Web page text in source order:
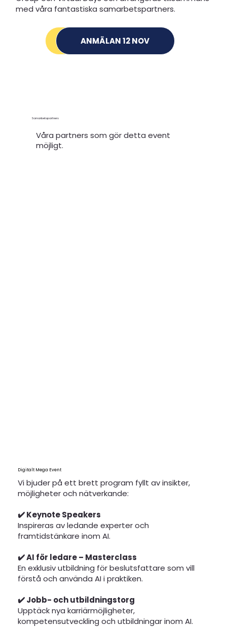
med våra fantastiska samarbetspartners.
DELTA HÄR
ANMÄLAN 12 NOV
Samarbetspartners
Våra partners som gör detta event
möjligt.
Digitalt Mega Event
Vi bjuder på ett brett program fyllt av insikter,
möjligheter och nätverkande:
✔️ Keynote Speakers
Inspireras av ledande experter och
framtidstänkare inom AI.
✔️ AI för ledare – Masterclass
En exklusiv utbildning för beslutsfattare som vill
förstå och använda AI i praktiken.
✔️ Jobb- och utbildningstorg
Upptäck nya karriärmöjligheter,
kompetensutveckling och utbildningar inom AI.